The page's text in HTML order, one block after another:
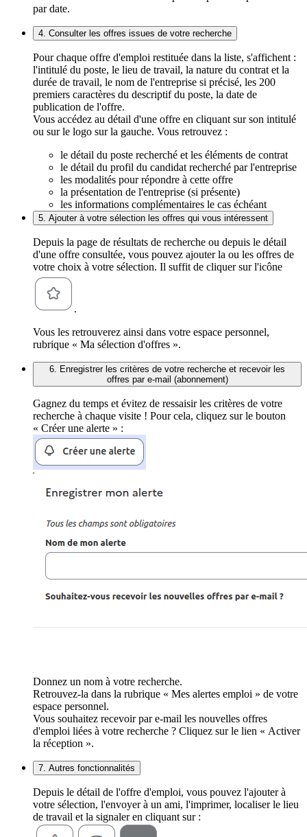
par date.
4. Consulter les offres issues de votre recherche
Pour chaque offre d'emploi restituée dans la liste, s'affichent :
l'intitulé du poste, le lieu de travail, la nature du contrat et la
durée de travail, le nom de l'entreprise si précisé, les 200
premiers caractères du descriptif du poste, la date de
publication de l'offre.
Vous accédez au détail d'une offre en cliquant sur son intitulé
ou sur le logo sur la gauche. Vous retrouvez :
le détail du poste recherché et les éléments de contrat
le détail du profil du candidat recherché par l'entreprise
les modalités pour répondre à cette offre
la présentation de l'entreprise (si présente)
les informations complémentaires le cas échéant
5. Ajouter à votre sélection les offres qui vous intéressent
Depuis la page de résultats de recherche ou depuis le détail
d'une offre consultée, vous pouvez ajouter la ou les offres de
votre choix à votre sélection. Il suffit de cliquer sur l'icône
.
Vous les retrouverez ainsi dans votre espace personnel,
rubrique « Ma sélection d'offres ».
6. Enregistrer les critères de votre recherche et recevoir les
offres par e-mail (abonnement)
Gagnez du temps et évitez de ressaisir les critères de votre
recherche à chaque visite ! Pour cela, cliquez sur le bouton
« Créer une alerte » :
Donnez un nom à votre recherche.
Retrouvez-la dans la rubrique « Mes alertes emploi » de votre
espace personnel.
Vous souhaitez recevoir par e-mail les nouvelles offres
d'emploi liées à votre recherche ? Cliquez sur le lien « Activer
la réception ».
7. Autres fonctionnalités
Depuis le détail de l'offre d'emploi, vous pouvez l'ajouter à
votre sélection, l'envoyer à un ami, l'imprimer, localiser le lieu
de travail et la signaler en cliquant sur :